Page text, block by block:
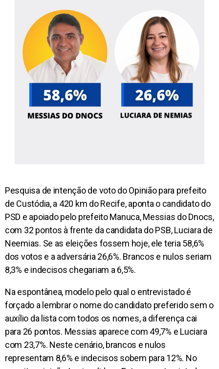
Pesquisa de intenção de voto do Opinião para prefeito
de Custódia, a 420 km do Recife, aponta o candidato do
PSD e apoiado pelo prefeito Manuca, Messias do Dnocs,
com 32 pontos à frente da candidata do PSB, Luciara de
Neemias. Se as eleições fossem hoje, ele teria 58,6%
dos votos e a adversária 26,6%. Brancos e nulos seriam
8,3% e indecisos chegariam a 6,5%.
Na espontânea, modelo pelo qual o entrevistado é
forçado a lembrar o nome do candidato preferido sem o
auxílio da lista com todos os nomes, a diferença cai
para 26 pontos. Messias aparece com 49,7% e Luciara
com 23,7%. Neste cenário, brancos e nulos
representam 8,6% e indecisos sobem para 12%. No